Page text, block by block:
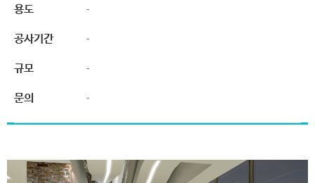
용도
-
공사기간
-
규모
-
문의
-